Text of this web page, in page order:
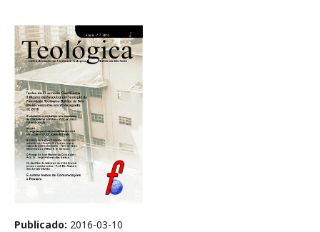
Publicado: 2016-03-10